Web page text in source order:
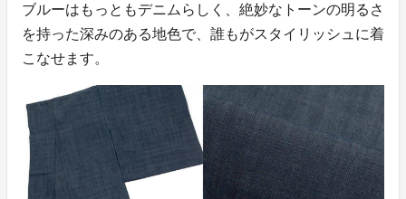
ブルーはもっともデニムらしく、絶妙なトーンの明るさ
を持った深みのある地色で、誰もがスタイリッシュに着
こなせます。